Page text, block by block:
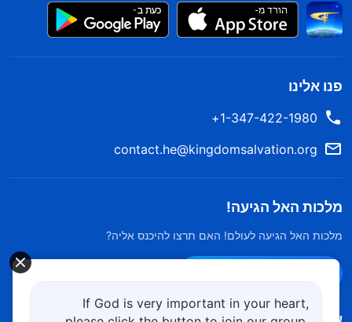
פנו אלינו
1-347-422-1980+
contact.he@kingdomsalvation.org
מלכות האל הגיעה!
מלכות האל הגיעה לעולם! האם תרצו להיכנס אליה?
If God is very important in your heart,